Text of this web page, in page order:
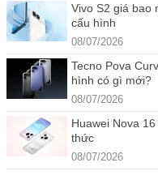
Vivo S2 giá bao
cấu hình
08/07/2026
Tecno Pova
hình có gì mới?
08/07/2026
Huawei Nova
thức
08/07/2026